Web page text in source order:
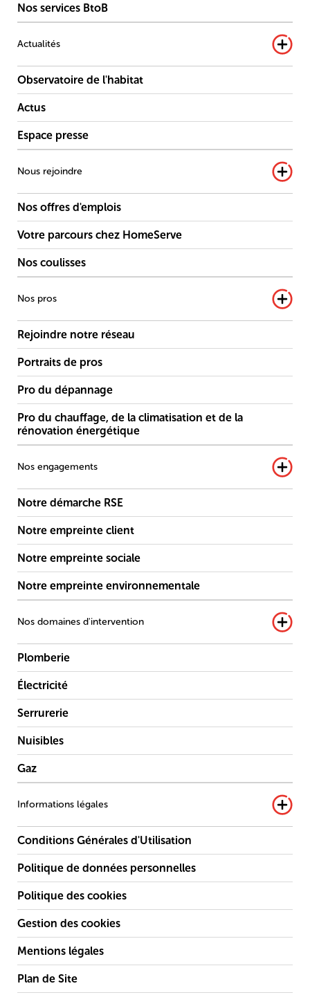
Nos services BtoB
Actualités
Observatoire de l'habitat
Actus
Espace presse
Nous rejoindre
Nos offres d'emplois
Votre parcours chez HomeServe
Nos coulisses
Nos pros
Rejoindre notre réseau
Portraits de pros
Pro du dépannage
Pro du chauffage, de la climatisation et de la
rénovation énergétique
Nos engagements
Notre démarche RSE
Notre empreinte client
Notre empreinte sociale
Notre empreinte environnementale
Nos domaines d'intervention
Plomberie
Électricité
Serrurerie
Nuisibles
Gaz
Informations légales
Conditions Générales d'Utilisation
Politique de données personnelles
Politique des cookies
Gestion des cookies
Mentions légales
Plan de Site